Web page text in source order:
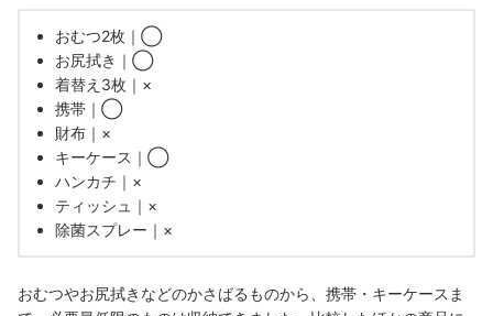
おむつ2枚｜◯
お尻拭き｜◯
着替え3枚｜×
携帯｜◯
財布｜×
キーケース｜◯
ハンカチ｜×
ティッシュ｜×
除菌スプレー｜×
おむつやお尻拭きなどのかさばるものから、携帯・キーケースま